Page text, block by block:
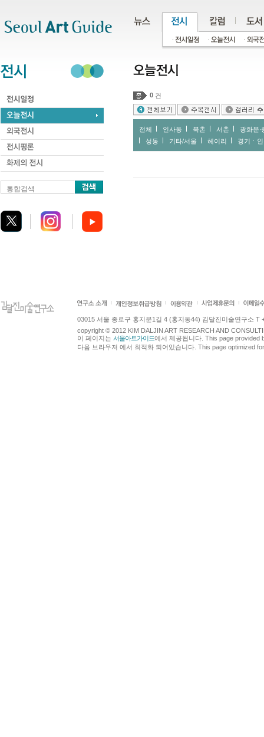
통합검색
0 건
전체 인사동 북촌 서촌
광화문∙
성동
기타/서울 헤이리 경기ㆍ
03015 서울 종로구 홍지문1길 4 (홍지동44) 김달진미술연구소 T
copyright © 2012 KIM DALJIN ART RESEARCH AND
이 페이지는 서울아트가이드에서 제공됩니다. This page provided
다음 브라우져 에서 최적화 되어있습니다. This page optimized